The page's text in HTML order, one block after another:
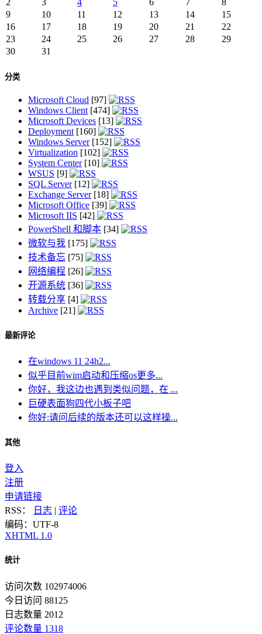
2 3 4 5 6 7
8
9
10 11 12 13 14
15
16
17 18 19 20 21
22
23
24 25 26 27 28
29
30
31
分类
Microsoft Cloud [97]
Windows Client[474]
Microsoft Devices [13]
Deployment[160]
Windows Server[152]
Virtualization [102]
System Center[10]
WSUS [9]
SQL Server[12]
Exchange Server[18]
Microsoft Office [39]
Microsoft IIS [42]
PowerShell 和脚本 [34]
微软与我 [175]
技术备忘 [75]
网络编程 [26]
开源系统 [36]
转载分享 [4]
Archive [21]
最新评论
在windows 11 24h2...
似乎目前wim启动和压缩os更多...
你好，我这边也遇到类似问题，在 ...
巨硬表面狗四代小板子吧
你好:请问后续的版本还可以这样操...
其他
登入
注册
申请链接
RSS：
日志 | 评论
编码：UTF-8
XHTML 1.0
统计
访问次数 102974006
今日访问 88125
日志数量 2012
评论数量 1318